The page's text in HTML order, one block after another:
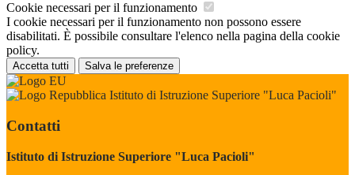
Cookie necessari per il funzionamento
I cookie necessari per il funzionamento non possono essere
disabilitati. È possibile consultare l'elenco nella pagina della cookie
policy.
Accetta tutti Salva le preferenze
Istituto di Istruzione Superiore "Luca Pacioli"
Contatti
Istituto di Istruzione Superiore "Luca Pacioli"